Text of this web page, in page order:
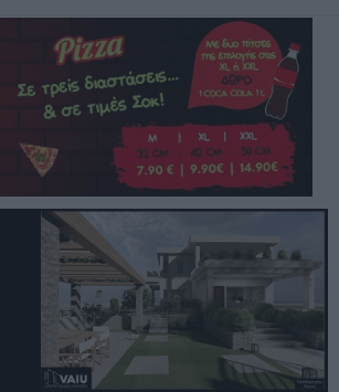
Επικοινωνία με το
KarditsaLive.Net